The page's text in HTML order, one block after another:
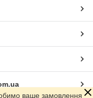
ваше замовлення